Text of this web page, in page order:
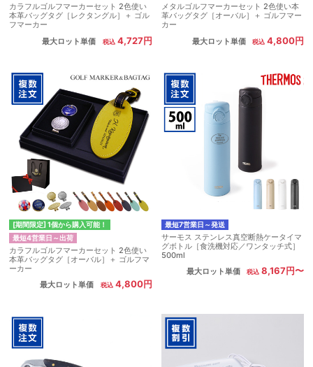
カラフルゴルフマーカーセット 2色使い
本革バッグタグ［レクタングル］＋ ゴル
フマーカー
最大ロット単価
4,727円
メタルゴルフマーカーセット 2色使い本
革バッグタグ［オーバル］＋ ゴルフマー
カー
最大ロット単価
4,800円
[期間限定] 1個から購入可能！
最短4営業日～出荷
カラフルゴルフマーカーセット 2色使い
本革バッグタグ［オーバル］＋ ゴルフマ
ーカー
最大ロット単価
4,800円
最短7営業日～発送
サーモス ステンレス真空断熱ケータイマ
グボトル［食洗機対応／ワンタッチ式］
500ml
最大ロット単価
8,167円〜